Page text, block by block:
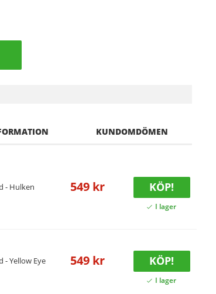
- Hulken 549 kr KÖP!
- Yellow Eye 549 kr KÖP!
KUNDOMDÖMEN